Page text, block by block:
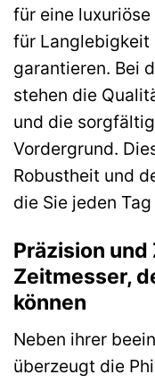
für eine
für Langlebigkeit
garantieren. Bei
stehen die
und die
Vordergrund.
Robustheit und
die Sie jeden
Präzision
Zeitmesser,
können
Neben ihrer
überzeugt die